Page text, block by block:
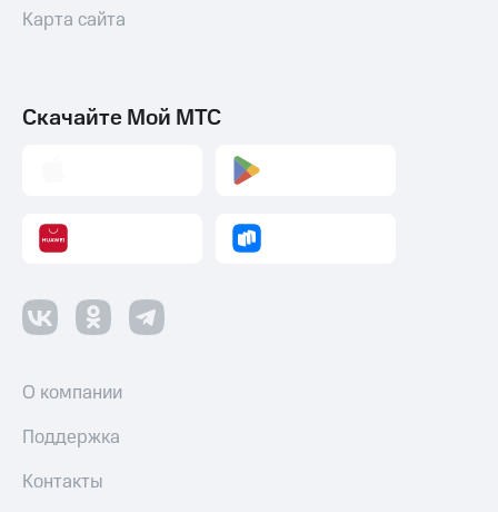
Карта сайта
Скачайте Мой МТС
О компании
Поддержка
Контакты